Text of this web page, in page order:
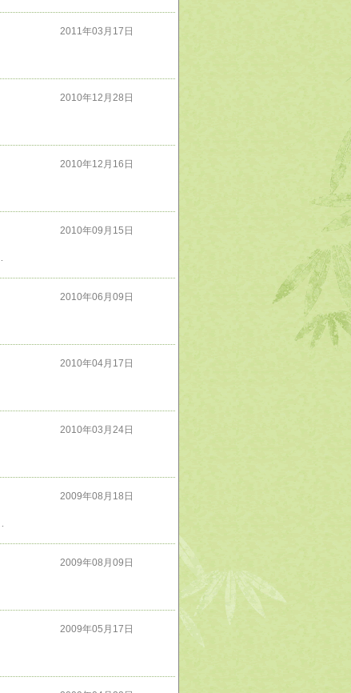
2011年03月17日
2010年12月28日
2010年12月16日
2010年09月15日
2010年06月09日
2010年04月17日
2010年03月24日
2009年08月18日
2009年08月09日
2009年05月17日